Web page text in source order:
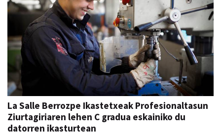
La Salle Berrozpe Ikastetxeak Profesionaltasun
Ziurtagiriaren lehen C gradua eskainiko du
datorren ikasturtean